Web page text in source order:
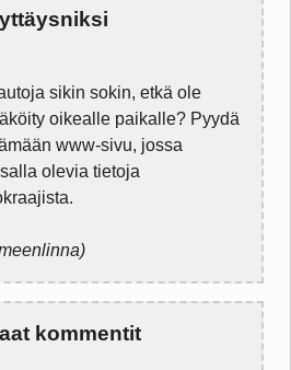
sikin sokin, etkä ole
oikealle paikalle? Pyydä
www-sivu, jossa
olevia tietoja
kommentit